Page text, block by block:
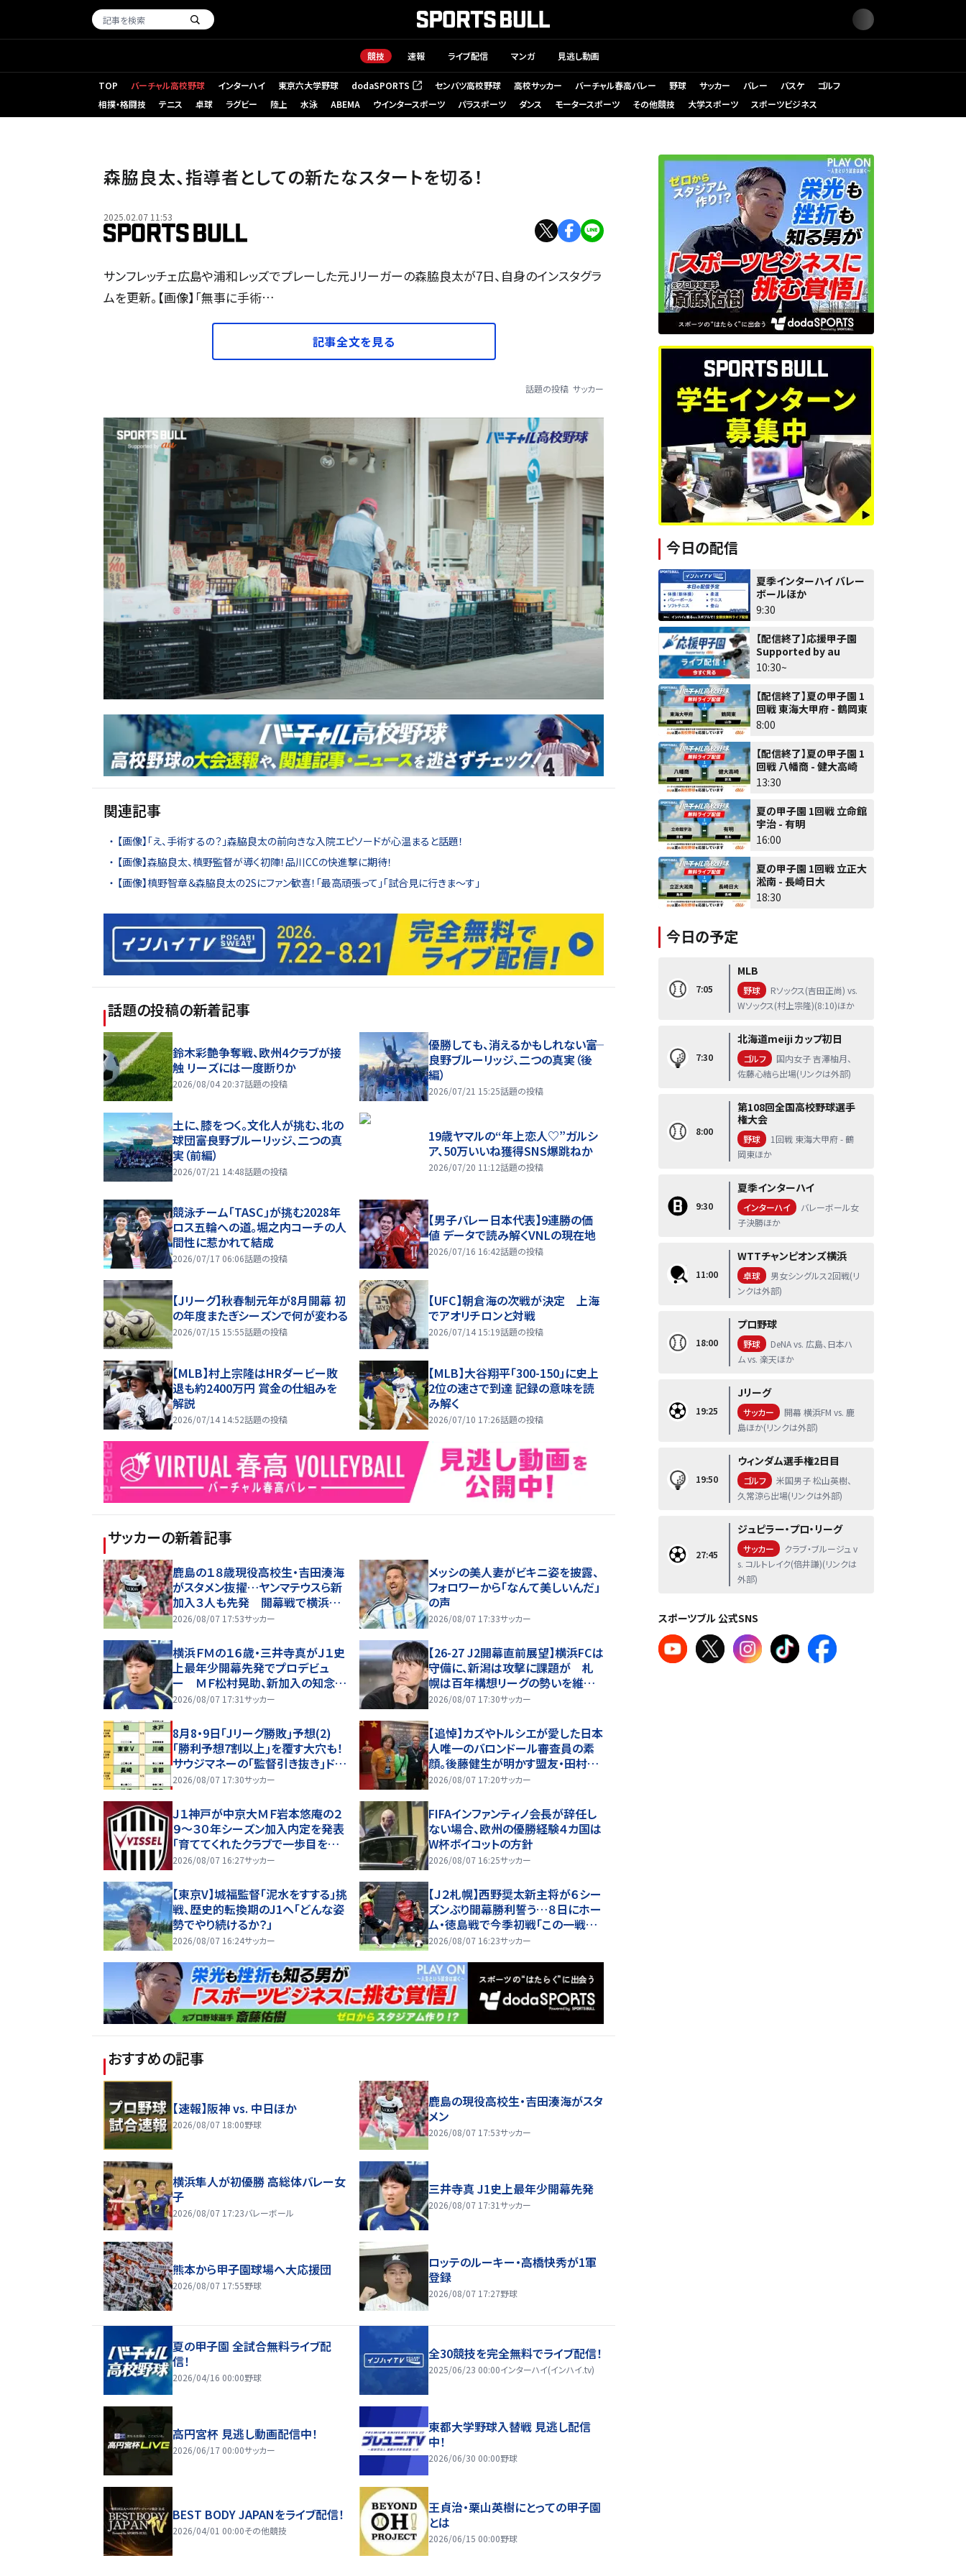
競技 速報 ライブ配信 マンガ 見逃し動画
TOP バーチャル高校野球 インターハイ 東京六大学野球 dodaSPORTS
（新しいタブで開く） センバツ高校野球 高校サッカー バーチャル春高バレー 野球 サッカー バレー バスケ
ゴルフ
相撲・格闘技
テニス 卓球 ラグビー 陸上 水泳 ABEMA ウインタースポーツ パラスポーツ ダンス モータースポーツ その他競技 大学スポーツ スポーツビジネス
森脇良太、指導者としての新たなスタートを切る！
2025.02.07 11:53
サンフレッチェ広島や浦和レッズでプレーした元Ｊリーガーの森脇良太が7日、自身のインスタグラ
ムを更新。【画像】「無事に手術…
記事全文を見る
話題の投稿 サッカー
関連記事
【画像】「え、手術するの？」森脇良太の前向きな入院エピソードが心温まると話題！
【画像】森脇良太、槙野監督が導く初陣！品川CCの快進撃に期待！
【画像】槙野智章＆森脇良太の2Sにファン歓喜！「最高頑張って」「試合見に行きま〜す」
話題の投稿の新着記事
鈴木彩艶争奪戦、欧州4クラブが接
触 リーズには一度断りか
2026/08/04 20:37話題の投稿
優勝しても、消えるかもしれない――富
良野ブルーリッジ、二つの真実（後
編）
2026/07/21 15:25話題の投稿
土に、膝をつく。文化人が挑む、北の
球団――富良野ブルーリッジ、二つの真
実（前編）
2026/07/21 14:48話題の投稿
19歳ヤマルの“年上恋人♡”ガルシ
ア、50万いいね獲得SNS爆跳ねか
2026/07/20 11:12話題の投稿
競泳チーム「TASC」が挑む2028年
ロス五輪への道。堀之内コーチの人
間性に惹かれて結成
2026/07/17 06:06話題の投稿
【男子バレー日本代表】9連勝の価
値 データで読み解くVNLの現在地
2026/07/16 16:42話題の投稿
【Jリーグ】秋春制元年が8月開幕 初
の年度またぎシーズンで何が変わる
2026/07/15 15:55話題の投稿
【UFC】朝倉海の次戦が決定 上海
でアオリチロンと対戦
2026/07/14 15:19話題の投稿
【MLB】村上宗隆はHRダービー敗
退も約2400万円 賞金の仕組みを
解説
2026/07/14 14:52話題の投稿
【MLB】大谷翔平「300-150」に史上
2位の速さで到達 記録の意味を読
み解く
2026/07/10 17:26話題の投稿
サッカーの新着記事
鹿島の１８歳現役高校生・吉田湊海
がスタメン抜擢…ヤンマテウスら新
加入３人も先発 開幕戦で横浜Ｆ
Ｍと激突
2026/08/07 17:53サッカー
メッシの美人妻がビキニ姿を披露、
フォロワーから「なんて美しいんだ」
の声
2026/08/07 17:33サッカー
横浜ＦＭの１６歳・三井寺真がＪ１史
上最年少開幕先発でプロデビュ
ー ＭＦ松村晃助、新加入の知念
慶、ブランコも先発 “６万人開
2026/08/07 17:31サッカー
【26-27 J2開幕直前展望】横浜FCは
守備に、新潟は攻撃に課題が 札
幌は百年構想リーグの勢いを維持
できるか(2)
2026/08/07 17:30サッカー
8月8・9日｢Jリーグ勝敗｣予想(2)
｢勝利予想7割以上｣を覆す大穴も！
サウジマネーの｢監督引き抜き｣ドタ
バタ劇と、｢特別な日｣が勝敗を分け
2026/08/07 17:30サッカー
【追悼】カズやトルシエが愛した日本
人唯一のバロンドール審査員の素
顔。後藤健生が明かす盟友・田村修
一さん(1)W杯直後のフランス取材
2026/08/07 17:20サッカー
Ｊ１神戸が中京大ＭＦ岩本悠庵の２
９～３０年シーズン加入内定を発表
「育ててくれたクラブで一歩目を踏
み出せることを大変嬉しく思いま
2026/08/07 16:27サッカー
FIFAインファンティノ会長が辞任し
ない場合、欧州の優勝経験４カ国は
W杯ボイコットの方針
2026/08/07 16:25サッカー
【東京V】城福監督「泥水をすする」挑
戦、歴史的転換期のJ1へ「どんな姿
勢でやり続けるか？」
2026/08/07 16:24サッカー
【Ｊ２札幌】西野奨太新主将が６シー
ズンぶり開幕勝利誓う…８日にホー
ム・徳島戦で今季初戦「この一戦で
どういうシーズンを歩めるかが決ま
2026/08/07 16:23サッカー
おすすめの記事
【速報】阪神 vs. 中日ほか
2026/08/07 18:00野球
鹿島の現役高校生・吉田湊海がスタ
メン
2026/08/07 17:53サッカー
横浜隼人が初優勝 高総体バレー女
子
2026/08/07 17:23バレーボール
三井寺真 J1史上最年少開幕先発
2026/08/07 17:31サッカー
熊本から甲子園球場へ大応援団
2026/08/07 17:55野球
ロッテのルーキー・高橋快秀が1軍
登録
2026/08/07 17:27野球
夏の甲子園 全試合無料ライブ配
信！
2026/04/16 00:00野球
全30競技を完全無料でライブ配信！
2025/06/23 00:00インターハイ(インハイ.tv)
高円宮杯 見逃し動画配信中！
2026/06/17 00:00サッカー
東都大学野球入替戦 見逃し配信
中！
2026/06/30 00:00野球
BEST BODY JAPANをライブ配信！
2026/04/01 00:00その他競技
王貞治・栗山英樹にとっての甲子園
とは
2026/06/15 00:00野球
今日の配信
夏季インターハイ バレー
ボールほか
9:30
【配信終了】応援甲子園
Supported by au
10:30~
【配信終了】夏の甲子園 1
回戦 東海大甲府 - 鶴岡東
8:00
【配信終了】夏の甲子園 1
回戦 八幡商 - 健大高崎
13:30
夏の甲子園 1回戦 立命館
宇治 - 有明
16:00
夏の甲子園 1回戦 立正大
淞南 - 長崎日大
18:30
今日の予定
7:05
MLB
野球
Rソックス(吉田正尚) vs.
Wソックス(村上宗隆)(8:10)ほか
7:30
北海道meiji カップ初日
ゴルフ
国内女子 吉澤柚月、
佐藤心結ら出場(リンクは外部)
8:00
第108回全国高校野球選手
権大会
野球
1回戦 東海大甲府 - 鶴
岡東ほか
9:30
夏季インターハイ
インターハイ
バレーボール女
子決勝ほか
11:00
WTTチャンピオンズ横浜
卓球
男女シングルス2回戦(リ
ンクは外部)
18:00
プロ野球
野球
DeNA vs. 広島、日本ハ
ム vs. 楽天ほか
19:25
Jリーグ
サッカー
開幕 横浜FM vs. 鹿
島ほか(リンクは外部)
19:50
ウィンダム選手権2日目
ゴルフ
米国男子 松山英樹、
久常涼ら出場(リンクは外部)
27:45
ジュピラー・プロ・リーグ
サッカー
クラブ・ブルージュ v
s. コルトレイク(倍井謙)(リンクは
外部)
スポーツブル 公式SNS